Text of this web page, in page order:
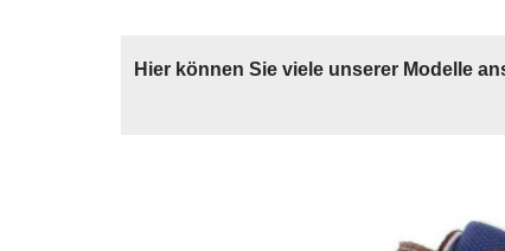
Hier können Sie viele unserer Modelle